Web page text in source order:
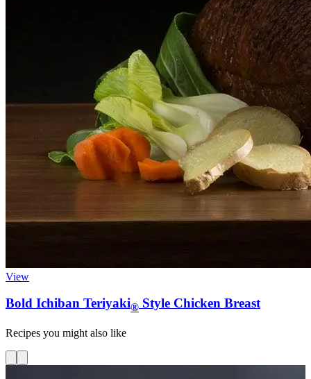
View
Bold Ichiban Teriyaki® Style Chicken Breast
Recipes you might also like